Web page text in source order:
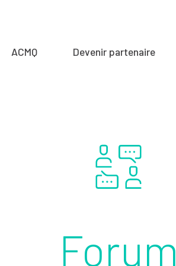
ACMQ Devenir partenaire
Forum